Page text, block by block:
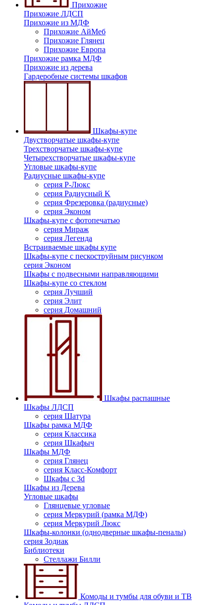
Прихожие
Прихожие ЛДСП
Прихожие из МДФ
Прихожие АйМеб
Прихожие Глянец
Прихожие Европа
Прихожие рамка МДФ
Прихожие из дерева
Гардеробные системы шкафов
Шкафы-купе
Двустворчатые шкафы-купе
Трехстворчатые шкафы-купе
Четырехстворчатые шкафы-купе
Угловые шкафы-купе
Радиусные шкафы-купе
серия Р-Люкс
серия Радиусный K
серия Фрезеровка (радиусные)
серия Эконом
Шкафы-купе с фотопечатью
серия Мираж
серия Легенда
Встраиваемые шкафы купе
Шкафы-купе с пескоструйным рисунком
серия Эконом
Шкафы с подвесными направляющими
Шкафы-купе со стеклом
серия Лучший
серия Элит
серия Домашний
Шкафы распашные
Шкафы ЛДСП
серия Шатура
Шкафы рамка МДФ
серия Классика
серия Шкафыч
Шкафы МДФ
серия Глянец
серия Класс-Комфорт
Шкафы с 3d
Шкафы из Дерева
Угловые шкафы
Глянцевые угловые
серия Меркурий (рамка МДФ)
серия Меркурий Люкс
Шкафы-колонки (однодверные шкафы-пеналы)
серия Зодиак
Библиотеки
Стеллажи Билли
Комоды и тумбы для обуви и ТВ